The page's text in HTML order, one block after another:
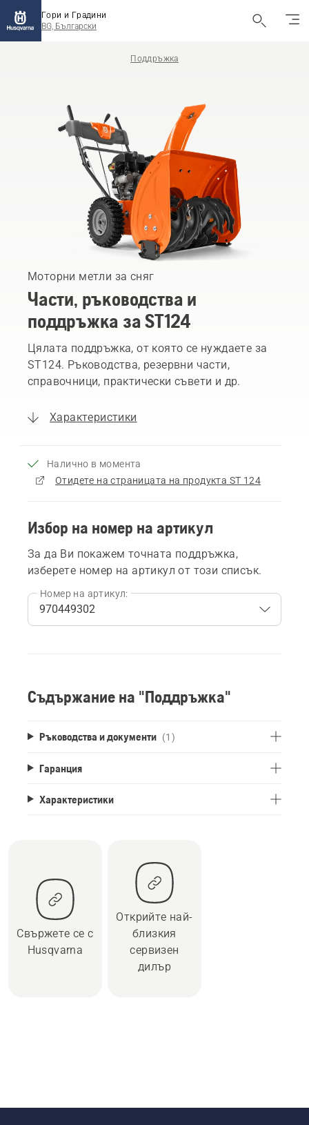
Гори и Градини
BG, Български
Поддръжка
Моторни метли за сняг
Части, ръководства и
поддръжка за ST124
Цялата поддръжка, от която се нуждаете за
ST124. Ръководства, резервни части,
справочници, практически съвети и др.
Характеристики
Налично в момента
Отидете на страницата на продукта ST 124
Избор на номер на артикул
За да Ви покажем точната поддръжка,
изберете номер на артикул от този списък.
Номер на артикул:
Съдържание на "Поддръжка"
Ръководства и документи (1)
Гаранция
Характеристики
Свържете се с
Husqvarna
Открийте най-
близкия
сервизен
дилър